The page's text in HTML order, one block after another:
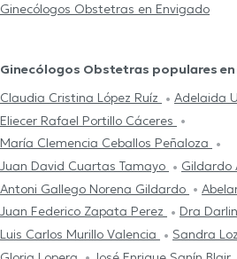
Ginecólogos Obstetras en Envigado
Ginecólogos Obstetras populares en
Claudia Cristina López Ruíz
Adelaida
Eliecer Rafael Portillo Cáceres
María Clemencia Ceballos Peñaloza
Juan David Cuartas Tamayo
Gildardo
Antoni Gallego Norena Gildardo
Juan Federico Zapata Perez
Dra
Luis Carlos Murillo Valencia